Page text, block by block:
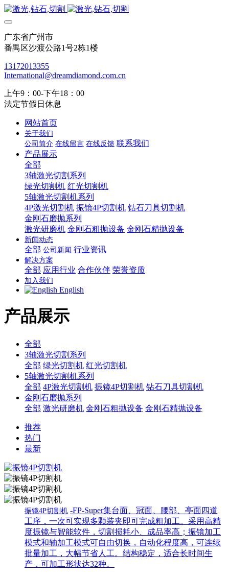
广东省广州市
番禺区沙渡公路1号2栋1楼
13172013355
International@dreamdiamond.com.cn
上午9：00-下午18：00
法定节假日休息
网站首页
关于我们
公司简介 在线留言 在线反馈 联系我们
产品展示
全部
3轴激光切割系列
绿光切割机 红光切割机
5轴激光切割机系列
4P激光切割机 振镜4P切割机 钻石刀具切割机
金刚石磨抛系列
激光研磨机 金刚石粗抛设备 金刚石精抛设备
新闻动态
全部 公司新闻 行业资讯
解决方案
全部 应用行业 合作伙伴 荣誉资质
加入我们
English
产品展示
全部
3轴激光切割系列
全部 绿光切割机 红光切割机
5轴激光切割机系列
全部 4P激光切割机 振镜4P切割机 钻石刀具切割机
金刚石磨抛系列
全部 激光研磨机 金刚石粗抛设备 金刚石精抛设备
推荐
热门
最新
振镜4P切割机 -FP-Super集台面、冠面、腰部、亭面四道
工序，一次可实现多颗装夹即可完成粗加工。采用高精
度振镜与智能软件，切割损耗小、成品率高；振镜加工
模式和轴加工模式可自由切换，自动化程度高，可连续
批量加工，大幅节省人工。结构稳定，适合长时间生
产，可加工形状达32种。